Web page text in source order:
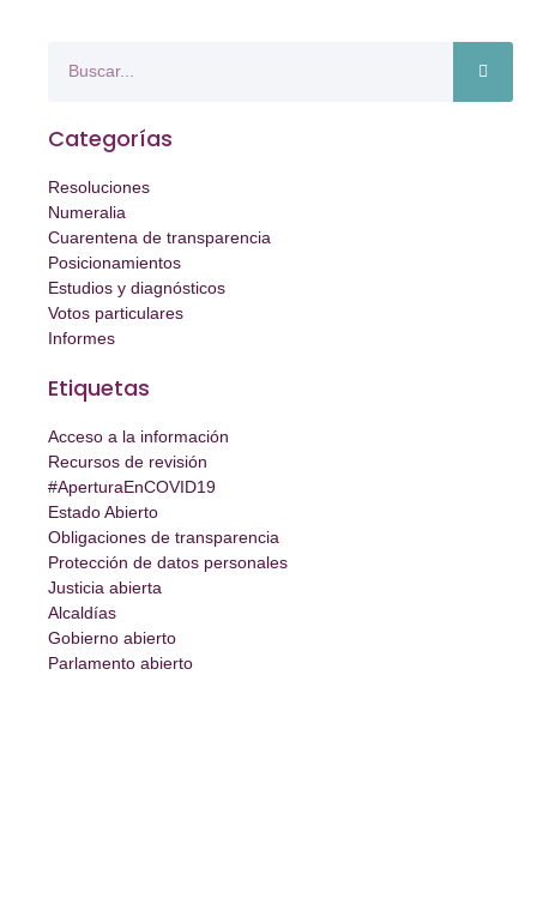
Categorías
Resoluciones
Numeralia
Cuarentena de transparencia
Posicionamientos
Estudios y diagnósticos
Votos particulares
Informes
Etiquetas
Acceso a la información
Recursos de revisión
#AperturaEnCOVID19
Estado Abierto
Obligaciones de transparencia
Protección de datos personales
Justicia abierta
Alcaldías
Gobierno abierto
Parlamento abierto